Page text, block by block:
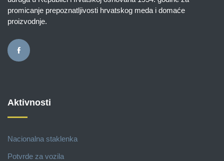
promicanje prepoznatljivosti hrvatskog meda i domaće
proizvodnje.
Aktivnosti
Nacionalna staklenka
Potvrde za vozila